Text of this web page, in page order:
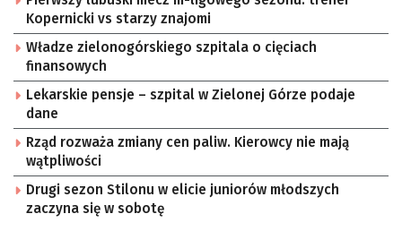
Kopernicki vs starzy znajomi
Władze zielonogórskiego szpitala o cięciach
finansowych
Lekarskie pensje – szpital w Zielonej Górze podaje
dane
Rząd rozważa zmiany cen paliw. Kierowcy nie mają
wątpliwości
Drugi sezon Stilonu w elicie juniorów młodszych
zaczyna się w sobotę